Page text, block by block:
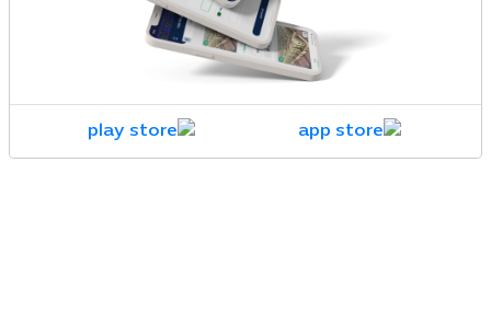
بيع الفلل والشقق الجاهزة
الخدمات العقارية